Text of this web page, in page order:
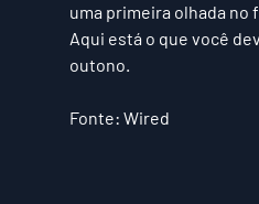
uma primeira olhada no
Aqui está o que você
outono.
Fonte: Wired